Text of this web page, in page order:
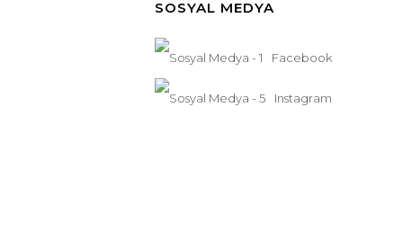
SOSYAL MEDYA
Facebook
Instagram